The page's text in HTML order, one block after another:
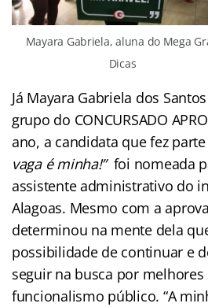
Mayara Gabriela, aluna do Mega
Dicas
Já Mayara Gabriela dos
grupo do CONCURSADO
ano, a candidata que fez
vaga é minha!” foi nomeada
assistente administrativo do
Alagoas. Mesmo com a
determinou na mente dela
possibilidade de continuar e
seguir na busca por
funcionalismo público. “A